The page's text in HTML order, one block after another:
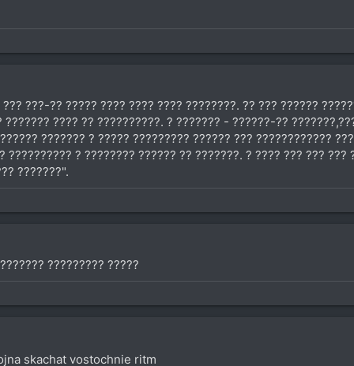
???-?? ????? ???? ???? ???? ????????. ?? ??? ??????
???? ?? ??????????. ? ??????? - ??????-??
??????? ? ????? ????????? ?????? ??? ????????????
?????????? ? ???????? ?????? ?? ???????. ? ???? ??? ???
???????".
????????? ?????
skachat vostochnie ritm